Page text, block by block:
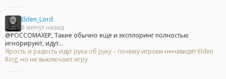
Elden_Lord
8 минут назад
@POCCOMAXEP, Такие обычно ещё и эксплоринг полностью
игнорируют, идут...
Ярость и радость идут рука об руку – почему игроки ненавидят Elden
Ring, но не выключают игру